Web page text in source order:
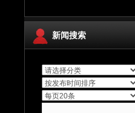
新闻搜索